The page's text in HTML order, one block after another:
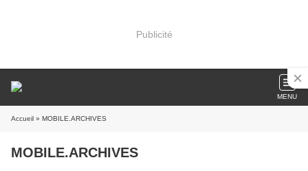
Publicité
MENU
Accueil » MOBILE.ARCHIVES
MOBILE.ARCHIVES